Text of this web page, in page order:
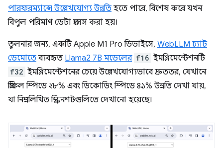
পারফরম্যান্সে উল্লেখযোগ্য উন্নতি হতে পারে, বিশেষ করে যখন
বিপুল পরিমাণ ডেটা প্রসেস করা হয়।
তুলনার জন্য, একটি Apple M1 Pro ডিভাইসে, WebLLM চ্যাট
ডেমোতেব্যবহৃত Llama2 7B মডেলের f16 ইমপ্লিমেন্টেশনটি
f32 ইমপ্লিমেন্টেশনের চেয়ে উল্লেখযোগ্যভাবে দ্রুততর, যেখানে
প্রিফিল স্পিডে ২৮% এবং ডিকোডিং স্পিডে ৪১% উন্নতি দেখা যায়,
যা নিম্নলিখিত স্ক্রিনশটগুলিতে দেখানো হয়েছে।